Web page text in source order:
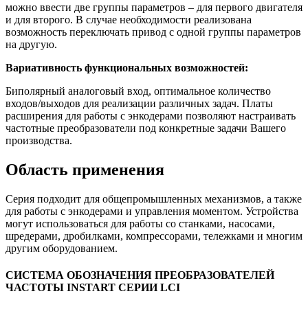
можно ввести две группы параметров – для первого двигателя
и для второго. В случае необходимости реализована
возможность переключать привод с одной группы параметров
на другую.
Вариативность функциональных возможностей:
Биполярный аналоговый вход, оптимальное количество
входов/выходов для реализации различных задач. Платы
расширения для работы с энкодерами позволяют настраивать
частотные преобразователи под конкретные задачи Вашего
производства.
Область применения
Серия подходит для общепромышленных механизмов, а также
для работы с энкодерами и управления моментом. Устройства
могут использоваться для работы со станками, насосами,
шредерами, дробилками, компрессорами, тележками и многим
другим оборудованием.
СИСТЕМА ОБОЗНАЧЕНИЯ ПРЕОБРАЗОВАТЕЛЕЙ
ЧАСТОТЫ INSTART СЕРИИ LCI